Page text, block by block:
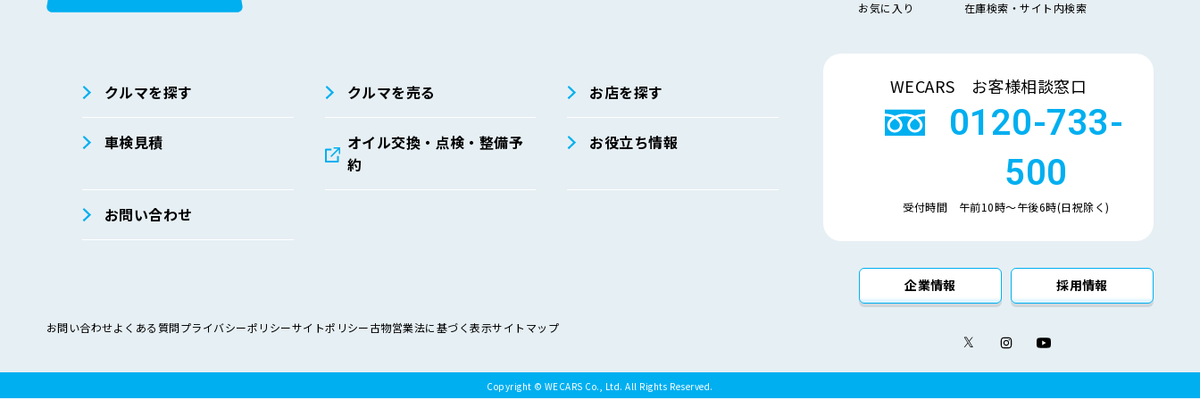
気
大きい順
検
残
多い順
お気に入り 在庫検索・サイト内検索
クルマを探す クルマを売る お店を探す
車検見積
オイル交換・点検・整備予
約
お役立ち情報
お問い合わせ
お問い合わせよくある質問プライバシーポリシーサイトポリシー古物営業法に基づく表示サイトマップ
WECARS お客様相談窓口
0120-733-
500
受付時間 午前10時〜午後6時(日祝除く)
企業情報 採用情報
Copyright © WECARS Co., Ltd. All Rights Reserved.